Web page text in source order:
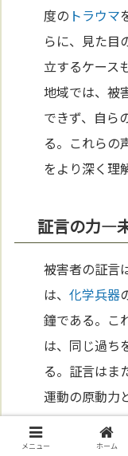
度の トラウマ
らに、見た目
立するケース
地域では、被
できず、自ら
る。これらの
をより深く理
証言の力—
被害者の証言
は、化学兵器
鐘である。こ
は、同じ過ち
る。証言はま
運動の原動力
傾けることで
ために、どの
メニュー ホーム